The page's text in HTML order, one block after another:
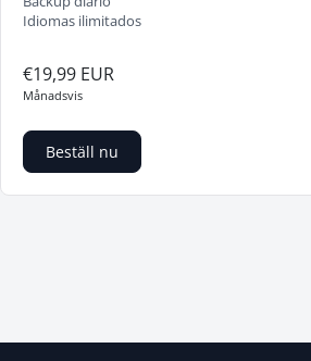
Idiomas ilimitados
€19,99 EUR
Månadsvis
Beställ nu